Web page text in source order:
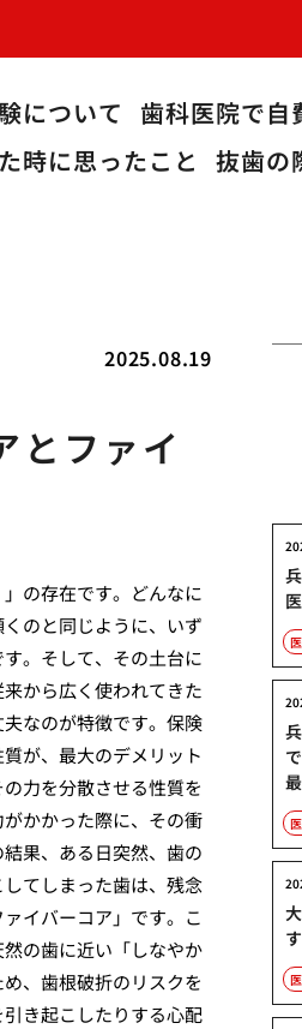
について
歯科医院で自
時に思ったこと
抜歯の
2025.08.19
とファイ
の存在です。どんなに
のと同じように、いず
。そして、その土台に
から広く使われてきた
なのが特徴です。保険
が、最大のデメリット
力を分散させる性質を
かかった際に、その衝
果、ある日突然、歯の
てしまった歯は、残念
イバーコア」です。こ
の歯に近い「しなやか
、歯根破折のリスクを
き起こしたりする心配